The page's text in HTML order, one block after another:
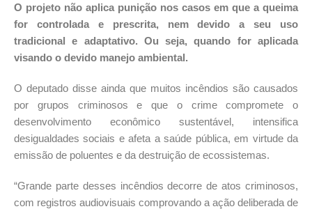
O projeto não aplica punição nos casos em que a queima
for controlada e prescrita, nem devido a seu uso
tradicional e adaptativo. Ou seja, quando for aplicada
visando o devido manejo ambiental.
O deputado disse ainda que muitos incêndios são causados
por grupos criminosos e que o crime compromete o
desenvolvimento econômico sustentável, intensifica
desigualdades sociais e afeta a saúde pública, em virtude da
emissão de poluentes e da destruição de ecossistemas.
“Grande parte desses incêndios decorre de atos criminosos,
com registros audiovisuais comprovando a ação deliberada de